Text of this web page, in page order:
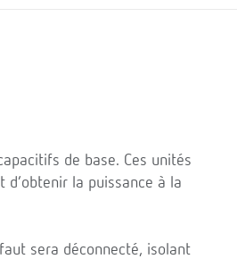
de base. Ces unités
la puissance à la
sera déconnecté, isolant